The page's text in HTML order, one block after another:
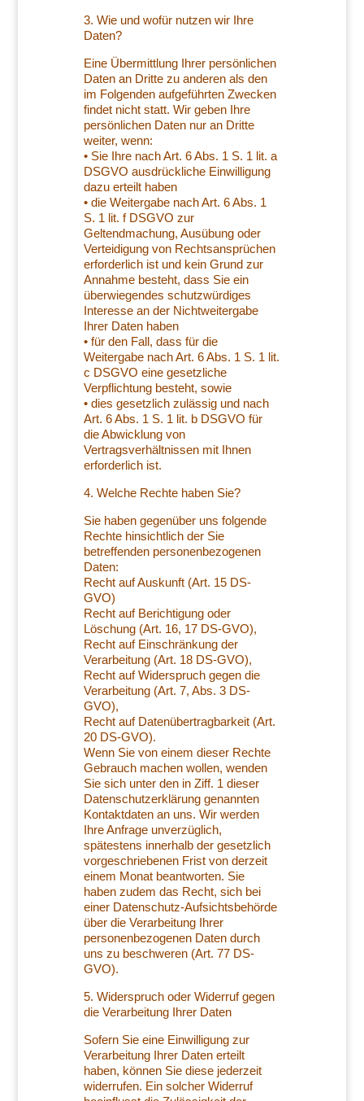
3. Wie und wofür nutzen wir Ihre
Daten?
Eine Übermittlung Ihrer persönlichen
Daten an Dritte zu anderen als den
im Folgenden aufgeführten Zwecken
findet nicht statt. Wir geben Ihre
persönlichen Daten nur an Dritte
weiter, wenn:
• Sie Ihre nach Art. 6 Abs. 1 S. 1 lit. a
DSGVO ausdrückliche Einwilligung
dazu erteilt haben
• die Weitergabe nach Art. 6 Abs. 1
S. 1 lit. f DSGVO zur
Geltendmachung, Ausübung oder
Verteidigung von Rechtsansprüchen
erforderlich ist und kein Grund zur
Annahme besteht, dass Sie ein
überwiegendes schutzwürdiges
Interesse an der Nichtweitergabe
Ihrer Daten haben
• für den Fall, dass für die
Weitergabe nach Art. 6 Abs. 1 S. 1 lit.
c DSGVO eine gesetzliche
Verpflichtung besteht, sowie
• dies gesetzlich zulässig und nach
Art. 6 Abs. 1 S. 1 lit. b DSGVO für
die Abwicklung von
Vertragsverhältnissen mit Ihnen
erforderlich ist.
4. Welche Rechte haben Sie?
Sie haben gegenüber uns folgende
Rechte hinsichtlich der Sie
betreffenden personenbezogenen
Daten:
Recht auf Auskunft (Art. 15 DS-
GVO)
Recht auf Berichtigung oder
Löschung (Art. 16, 17 DS-GVO),
Recht auf Einschränkung der
Verarbeitung (Art. 18 DS-GVO),
Recht auf Widerspruch gegen die
Verarbeitung (Art. 7, Abs. 3 DS-
GVO),
Recht auf Datenübertragbarkeit (Art.
20 DS-GVO).
Wenn Sie von einem dieser Rechte
Gebrauch machen wollen, wenden
Sie sich unter den in Ziff. 1 dieser
Datenschutzerklärung genannten
Kontaktdaten an uns. Wir werden
Ihre Anfrage unverzüglich,
spätestens innerhalb der gesetzlich
vorgeschriebenen Frist von derzeit
einem Monat beantworten. Sie
haben zudem das Recht, sich bei
einer Datenschutz-Aufsichtsbehörde
über die Verarbeitung Ihrer
personenbezogenen Daten durch
uns zu beschweren (Art. 77 DS-
GVO).
5. Widerspruch oder Widerruf gegen
die Verarbeitung Ihrer Daten
Sofern Sie eine Einwilligung zur
Verarbeitung Ihrer Daten erteilt
haben, können Sie diese jederzeit
widerrufen. Ein solcher Widerruf